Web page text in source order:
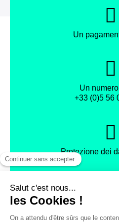
Un
Un
+33 (0)5 56
Protezione dei
Facebook